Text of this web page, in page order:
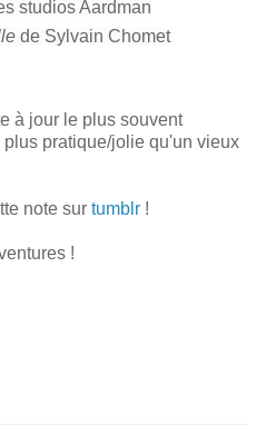
studios Aardman
de Sylvain Chomet
à jour le plus souvent
pratique/jolie qu'un vieux
note sur tumblr !
!